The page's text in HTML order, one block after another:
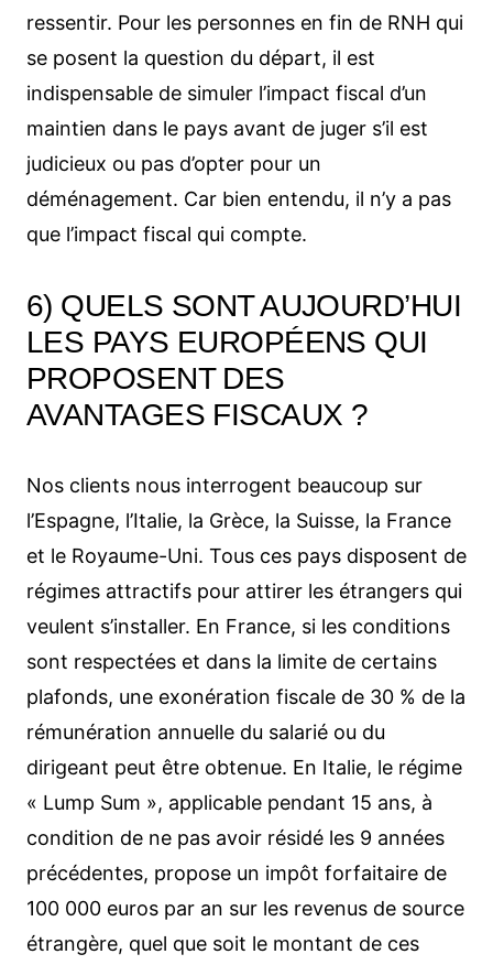
ressentir. Pour les personnes en fin de RNH qui
se posent la question du départ, il est
indispensable de simuler l’impact fiscal d’un
maintien dans le pays avant de juger s’il est
judicieux ou pas d’opter pour un
déménagement. Car bien entendu, il n’y a pas
que l’impact fiscal qui compte.
6) QUELS SONT AUJOURD’HUI
LES PAYS EUROPÉENS QUI
PROPOSENT DES
AVANTAGES FISCAUX ?
Nos clients nous interrogent beaucoup sur
l’Espagne, l’Italie, la Grèce, la Suisse, la France
et le Royaume-Uni. Tous ces pays disposent de
régimes attractifs pour attirer les étrangers qui
veulent s’installer. En France, si les conditions
sont respectées et dans la limite de certains
plafonds, une exonération fiscale de 30 % de la
rémunération annuelle du salarié ou du
dirigeant peut être obtenue. En Italie, le régime
« Lump Sum », applicable pendant 15 ans, à
condition de ne pas avoir résidé les 9 années
précédentes, propose un impôt forfaitaire de
100 000 euros par an sur les revenus de source
étrangère, quel que soit le montant de ces